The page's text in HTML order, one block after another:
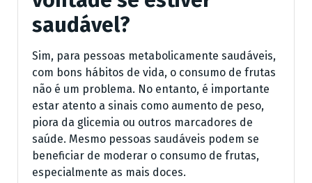
saudável?
Sim, para pessoas metabolicamente saudáveis,
com bons hábitos de vida, o consumo de frutas
não é um problema. No entanto, é importante
estar atento a sinais como aumento de peso,
piora da glicemia ou outros marcadores de
saúde. Mesmo pessoas saudáveis podem se
beneficiar de moderar o consumo de frutas,
especialmente as mais doces.